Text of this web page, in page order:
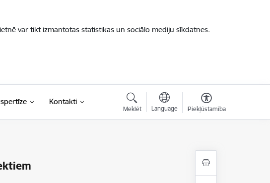
var tikt izmantotas statistikas un sociālo mediju sīkdatnes.
Kontakti
Meklēt Language Piekļūstamība